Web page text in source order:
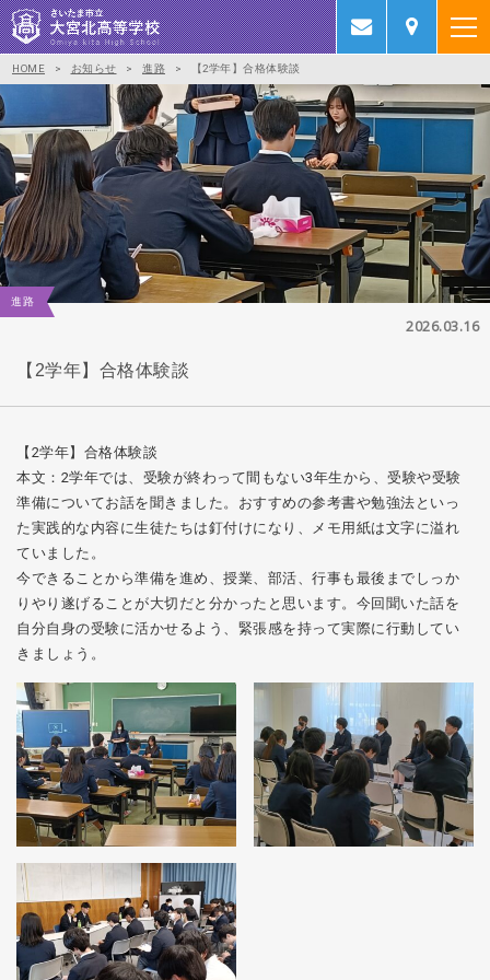
HOME > お知らせ > 進路 > 【2学年】合格体験談
進路
2026.03.16
【2学年】合格体験談
【2学年】合格体験談
本文：2学年では、受験が終わって間もない3年生から、受験や受験
準備についてお話を聞きました。おすすめの参考書や勉強法といっ
た実践的な内容に生徒たちは釘付けになり、メモ用紙は文字に溢れ
ていました。
今できることから準備を進め、授業、部活、行事も最後までしっか
りやり遂げることが大切だと分かったと思います。今回聞いた話を
自分自身の受験に活かせるよう、緊張感を持って実際に行動してい
きましょう。